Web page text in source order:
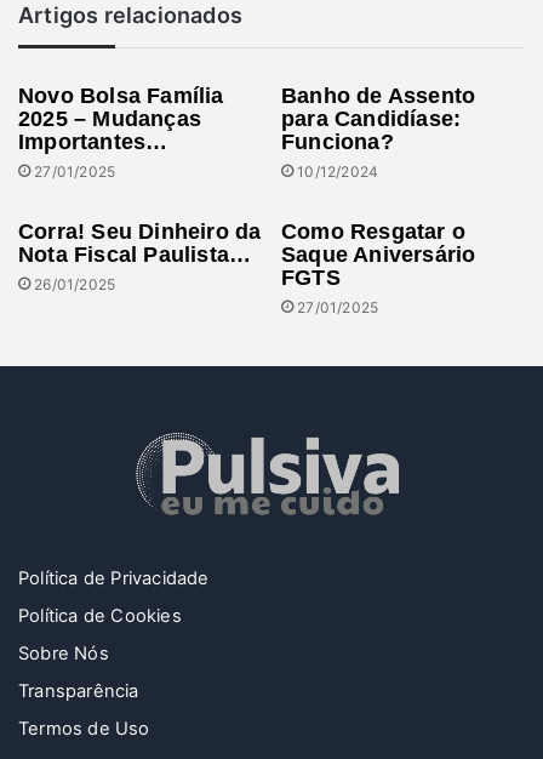
Artigos relacionados
Novo Bolsa Família
2025 – Mudanças
Importantes…
27/01/2025
Banho de Assento
para Candidíase:
Funciona?
10/12/2024
Corra! Seu Dinheiro da
Nota Fiscal Paulista…
26/01/2025
Como Resgatar o
Saque Aniversário
FGTS
27/01/2025
Política de Privacidade
Política de Cookies
Sobre Nós
Transparência
Termos de Uso